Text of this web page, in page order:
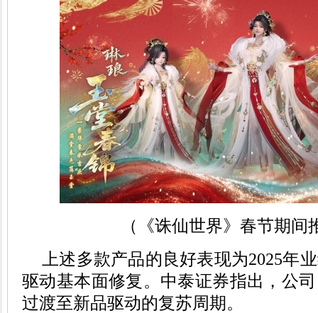
（《诛仙世界》春节期间
上述多款产品的良好表现为2025年
驱动基本面修复。中泰证券指出，公
过渡至新品驱动的复苏周期。